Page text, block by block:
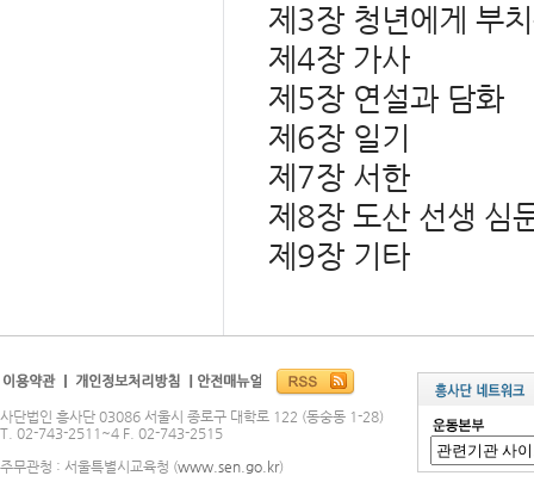
제3장 청년에게 부
제4장 가사
제5장 연설과 담화
제6장 일기
제7장 서한
제8장 도산 선생 심
제9장 기타
사단법인 흥사단 03086 서울시 종로구 대학로 122 (동숭동 1-28)
T. 02-743-2511~4 F. 02-743-2515
주무관청 : 서울특별시교육청 (www.sen.go.kr)